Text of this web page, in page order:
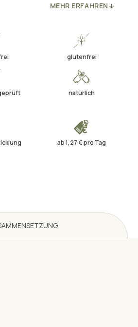
MEHR ERFAHREN
glutenfrei
natürlich
ab 1,27 € pro Tag